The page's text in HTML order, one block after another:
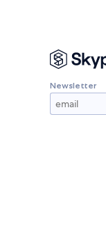
Newsletter